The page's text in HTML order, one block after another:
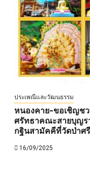
ประเพณีและวัฒนธรรม
หนองคาย-ขอเชิญช
ศรัทธาคณะสายบุญ
กฐินสามัคคีที่วัดป่าศ
16/09/2025